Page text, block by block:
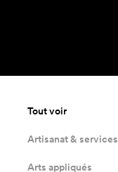
Tout voir
Artisanat & services
Arts appliqués